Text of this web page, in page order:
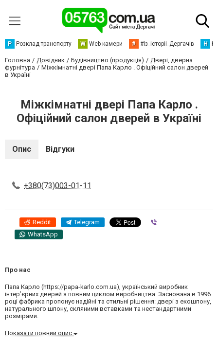
Р Розклад транспорту W Web камери # #Із_історіі_Дергачів Н
Головна Довідник Будівництво (продукція)
Двері, дверна
фурнітура
Міжкімнатні двері Папа Карло . Офіційний салон дверей
в Україні
Міжкімнатні двері Папа Карло .
Офіційний салон дверей в Україні
Опис Відгуки
+380(73)003-01-11
Reddit Telegram
WhatsApp
Про нас
Папа Карло (https://papa-karlo.com.ua), український виробник
інтер’єрних дверей з повним циклом виробництва. Заснована в 1996
році фабрика пропонує надійні та стильні рішення: двері з екошпону,
натурального шпону, скляними вставками та нестандартними
розмірами.
Показати повний опис